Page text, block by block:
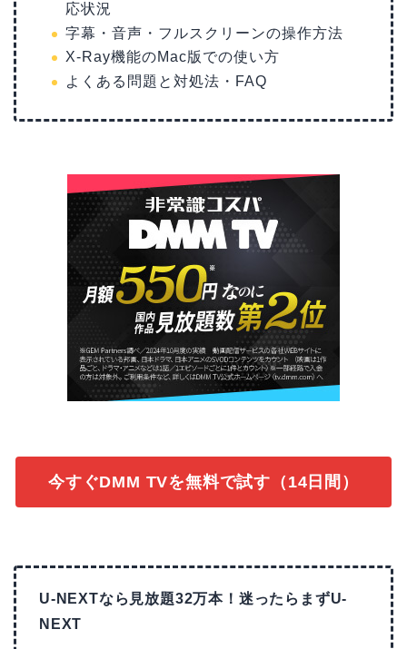
応状況
字幕・音声・フルスクリーンの操作方法
X-Ray機能のMac版での使い方
よくある問題と対処法・FAQ
今すぐDMM TVを無料で試す（14日間）
U-NEXTなら見放題32万本！迷ったらまずU-
NEXT